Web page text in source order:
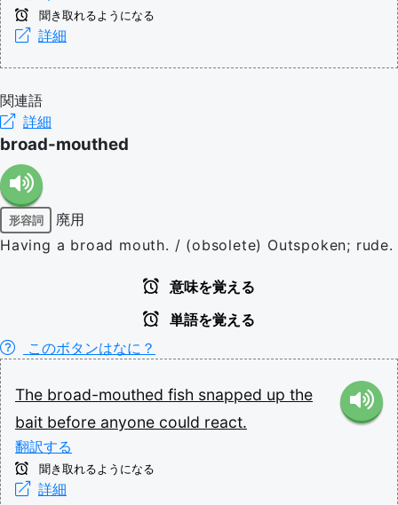
聞き取れるようになる
詳細
関連語
詳細
broad-mouthed
形容詞
廃用
Having a broad mouth. / (obsolete) Outspoken; rude.
意味を覚える
単語を覚える
このボタンはなに？
The broad-mouthed fish snapped up the
bait before anyone could react.
翻訳する
聞き取れるようになる
詳細